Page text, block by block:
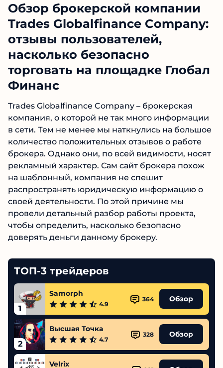
Обзор брокерской компании
Trades Globalfinance
Company: отзывы
пользователей, насколько
безопасно торговать на
площадке Глобал Финанс
Trades Globalfinance Company – брокерская
компания, о которой не так много
информации в сети. Тем не менее мы
наткнулись на большое количество
положительных отзывов о работе брокера.
Однако они, по всей видимости, носят
рекламный характер. Сам сайт брокера похож
на шаблонный, компания не спешит
распространять юридическую информацию о
своей деятельности. По этой причине мы
провели детальный разбор работы проекта,
чтобы определить, насколько безопасно
ТОП-3 трейдеров
1
Samorph
4.9
Обзор
2
Высшая Точка
4.7
Обзор